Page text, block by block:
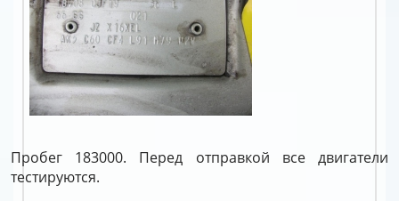
Пробег 183000. Перед отправкой все двигатели
тестируются.